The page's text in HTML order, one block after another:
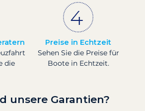
die
Preise in Echtzeit
Sehen Sie die Preise für
Boote in Echtzeit.
unsere Garantien?